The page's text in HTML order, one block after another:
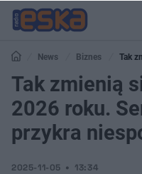
News Biznes
Tak
czeka przykra niespodzianka
Tak zmienią
2026 roku.
przykra
2025-11-05 13:34